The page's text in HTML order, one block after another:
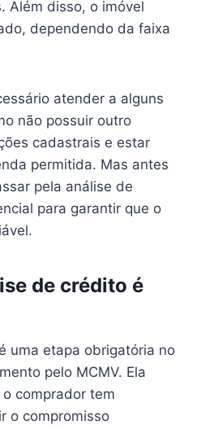
Além disso, o imóvel
dependendo da faixa
atender a alguns
não possuir outro
cadastrais e estar
permitida. Mas antes
pela análise de
para garantir que o
de crédito é
uma etapa obrigatória no
pelo MCMV. Ela
comprador tem
o compromisso